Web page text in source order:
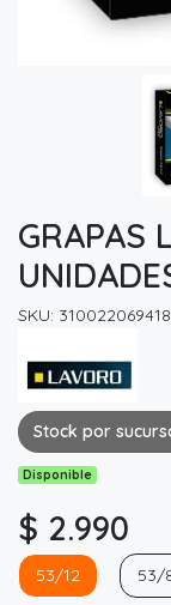
GRAPAS
SKU:
Stock por
Disponible
$ 2.990
53/12 53/